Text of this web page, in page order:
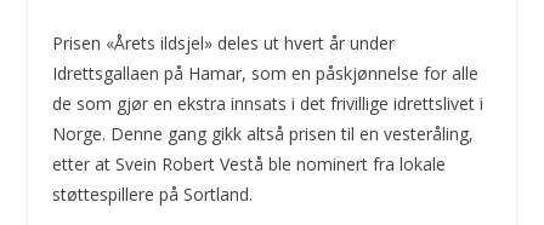
Prisen «Årets ildsjel» deles ut hvert år under
Idrettsgallaen på Hamar, som en påskjønnelse for alle
de som gjør en ekstra innsats i det frivillige idrettslivet i
Norge. Denne gang gikk altså prisen til en vesteråling,
etter at Svein Robert Vestå ble nominert fra lokale
støttespillere på Sortland.